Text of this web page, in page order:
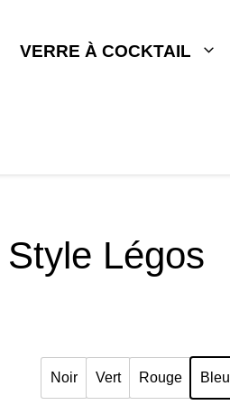
VERRE À COCKTAIL
Légos
Noir Vert Rouge Bleu